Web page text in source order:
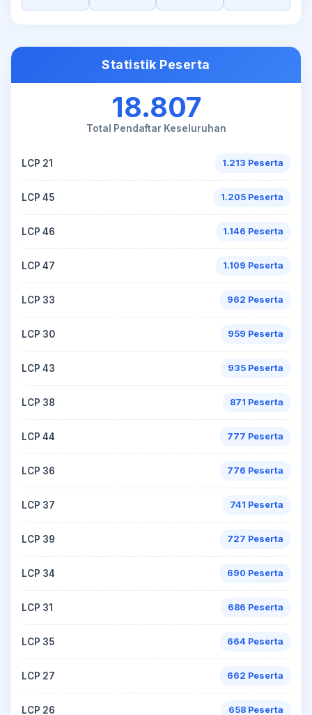
Statistik Peserta
18.807
Total Pendaftar Keseluruhan
LCP 21 1.213 Peserta
LCP 45 1.205 Peserta
LCP 46 1.146 Peserta
LCP 47 1.109 Peserta
LCP 33 962 Peserta
LCP 30 959 Peserta
LCP 43 935 Peserta
LCP 38 871 Peserta
LCP 44 777 Peserta
LCP 36 776 Peserta
LCP 37 741 Peserta
LCP 39 727 Peserta
LCP 34 690 Peserta
LCP 31 686 Peserta
LCP 35 664 Peserta
LCP 27 662 Peserta
LCP 26 658 Peserta